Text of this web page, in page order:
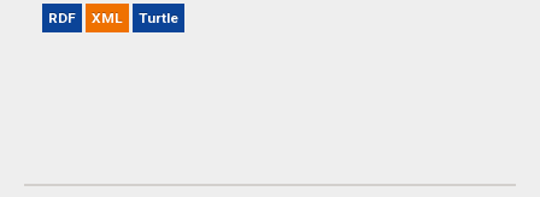
RDF XML Turtle